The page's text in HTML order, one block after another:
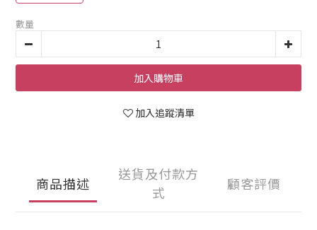
數量
加入購物車
加入追蹤清單
商品描述
送貨及付款方
式
顧客評價